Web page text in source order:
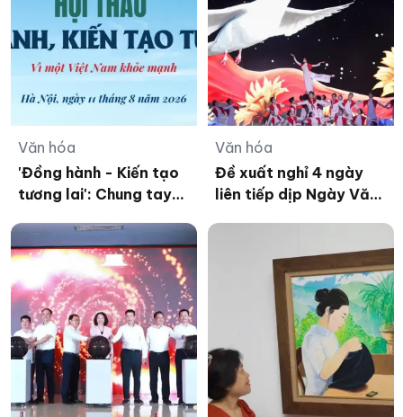
Văn hóa
'Đồng hành - Kiến tạo
tương lai': Chung tay
Văn hóa
Đề xuất nghỉ 4 ngày
liên tiếp dịp Ngày Văn